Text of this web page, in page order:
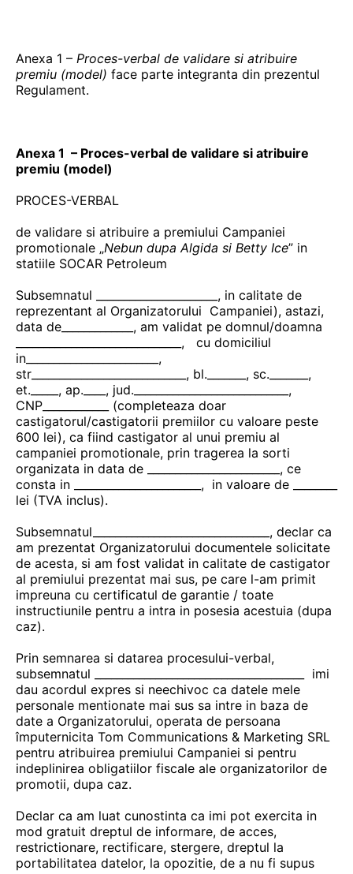
Anexa 1 – Proces-verbal de validare si atribuire
premiu (model) face parte integranta din prezentul
Regulament.
Anexa 1 – Proces-verbal de validare si atribuire
premiu (model)
PROCES-VERBAL
de validare si atribuire a premiului Campaniei
promotionale „Nebun dupa Algida si Betty Ice” in
statiile SOCAR Petroleum
Subsemnatul ______________________, in calitate de
reprezentant al Organizatorului Campaniei), astazi,
data de_____________, am validat pe domnul/doamna
______________________________, cu domiciliul
in________________________,
str____________________________, bl._______, sc._______,
et._____, ap.____, jud.____________________________,
CNP____________ (completeaza doar
castigatorul/castigatorii premiilor cu valoare peste
600 lei), ca fiind castigator al unui premiu al
campaniei promotionale, prin tragerea la sorti
organizata in data de ________________________, ce
consta in _______________________, in valoare de ________
lei (TVA inclus).
Subsemnatul________________________________, declar ca
am prezentat Organizatorului documentele solicitate
de acesta, si am fost validat in calitate de castigator
al premiului prezentat mai sus, pe care l-am primit
impreuna cu certificatul de garantie / toate
instructiunile pentru a intra in posesia acestuia (dupa
caz).
Prin semnarea si datarea procesului-verbal,
subsemnatul ______________________________________ imi
dau acordul expres si neechivoc ca datele mele
personale mentionate mai sus sa intre in baza de
date a Organizatorului, operata de persoana
împuternicita Tom Communications & Marketing SRL
pentru atribuirea premiului Campaniei si pentru
indeplinirea obligatiilor fiscale ale organizatorilor de
promotii, dupa caz.
Declar ca am luat cunostinta ca imi pot exercita in
mod gratuit dreptul de informare, de acces,
restrictionare, rectificare, stergere, dreptul la
portabilitatea datelor, la opozitie, de a nu fi supus